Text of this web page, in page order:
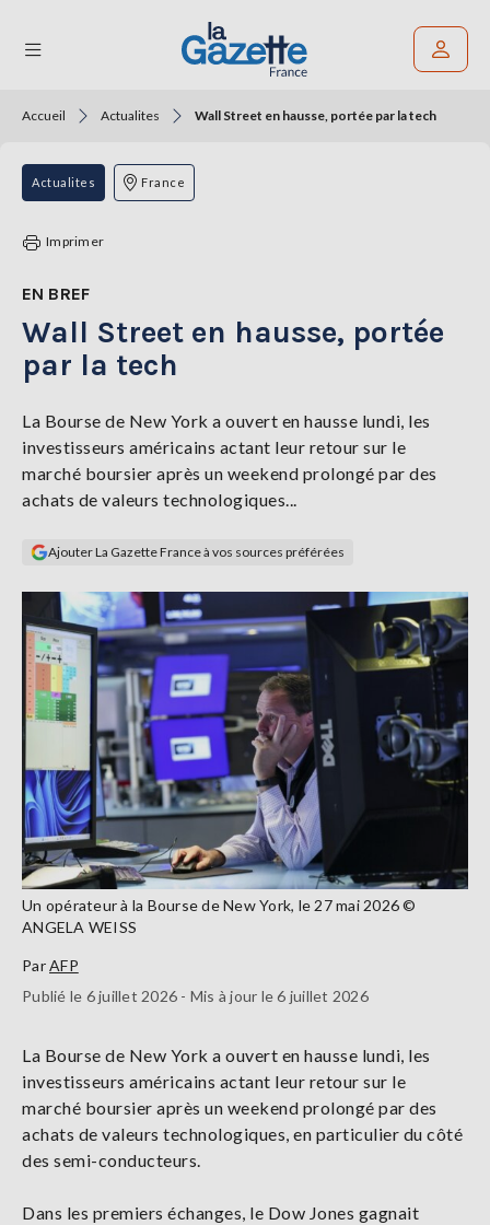
THÉMATIQUES
RÉGIONS
TENDANCES
SERVICES
GAZETTE
Se
S'abonner
Accueil Actualites Wall Street en hausse, portée par la tech
Actualites France
Imprimer
EN BREF
Wall Street en hausse, portée
par la tech
La Bourse de New York a ouvert en hausse lundi, les
investisseurs américains actant leur retour sur le
marché boursier après un weekend prolongé par des
achats de valeurs technologiques...
Ajouter La Gazette France à vos sources préférées
Un opérateur à la Bourse de New York, le 27 mai 2026 ©
ANGELA WEISS
ParAFP
Publié le 6 juillet 2026 - Mis à jour le 6 juillet 2026
La Bourse de New York a ouvert en hausse lundi, les
investisseurs américains actant leur retour sur le
marché boursier après un weekend prolongé par des
achats de valeurs technologiques, en particulier du côté
des semi-conducteurs.
Dans les premiers échanges, le Dow Jones gagnait